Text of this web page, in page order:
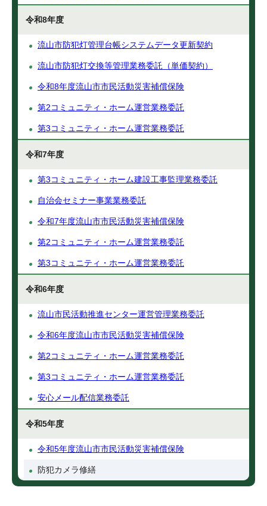
令和8年度
流山市防犯灯管理台帳システムデータ更新契約
流山市防犯灯交換等管理業務委託（単価契約）
令和8年度流山市市民活動災害補償保険
第2コミュニティ・ホーム運営業務委託
第3コミュニティ・ホーム運営業務委託
令和7年度
第3コミュニティ・ホーム建設工事監理業務委託
自治会セミナー事業業務委託
令和7年度流山市市民活動災害補償保険
第2コミュニティ・ホーム運営業務委託
第3コミュニティ・ホーム運営業務委託
令和6年度
流山市民活動推進センター運営管理業務委託
令和6年度流山市市民活動災害補償保険
第2コミュニティ・ホーム運営業務委託
第3コミュニティ・ホーム運営業務委託
安心メール配信業務委託
令和5年度
令和5年度流山市市民活動災害補償保険
防犯カメラ修繕